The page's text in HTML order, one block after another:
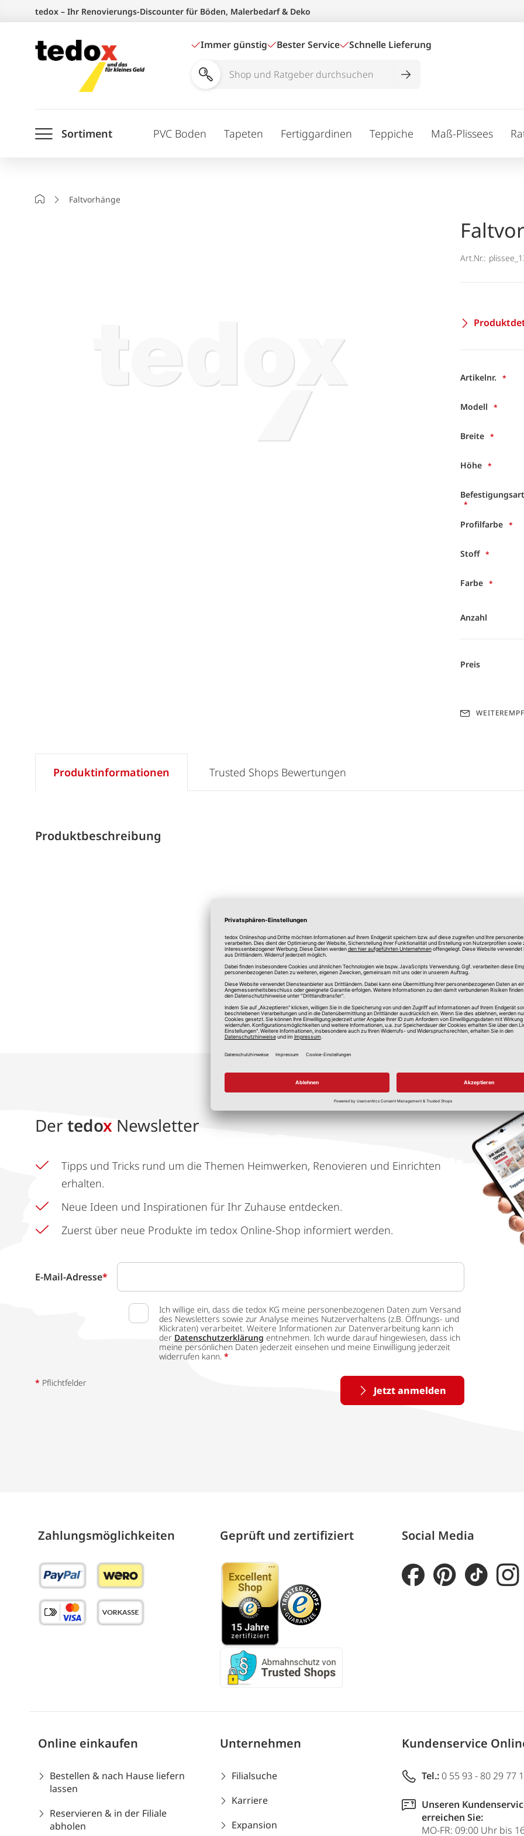
springen
tedox – Ihr Renovierungs-Discounter für Böden, Malerbedarf & Deko
Immer günstig Bester Service Schnelle Lieferung
Shop
durchsuchen
Sortiment PVC Boden Tapeten Fertiggardinen Teppiche Maß-Plissees
StartseiteFaltvorhänge
Art.Nr.:
Artikelnr.
Modell
Breite
Höhe
Profilfarbe
Stoff
Farbe
Anzahl
Preis
Produktinformationen
Produktbeschreibung
Trusted Shops Bewertungen
*Alle Preise in Euro, inkl. gesetzlicher Mehrwertsteuer, zzgl.
Der tedox Newsletter
Tipps und Tricks rund um die Themen Heimwerken, Renovieren und Einrichten
erhalten.
Neue Ideen und Inspirationen für Ihr Zuhause entdecken.
Zuerst über neue Produkte im tedox Online-Shop informiert werden.
E-Mail-Adresse*
Ich willige ein, dass die tedox KG meine personenbezogenen Daten zum Versand
des Newsletters sowie zur Analyse meines Nutzerverhaltens (z.B. Öffnungs- und
Klickraten) verarbeitet. Weitere Informationen zur Datenverarbeitung kann ich
der Datenschutzerklärung entnehmen. Ich wurde darauf hingewiesen, dass ich
meine persönlichen Daten jederzeit einsehen und meine Einwilligung jederzeit
widerrufen kann. *
Jetzt anmelden
* Pflichtfelder
Zahlungs­möglich­keiten Geprüft und zertifiziert Social Media
Online einkaufen
Bestellen & nach Hause liefern
lassen
Reservieren & in der Filiale
abholen
Unternehmen
Filialsuche
Karriere
Expansion
Kundenservice
Tel.: 0 55 93 - 80 29 77
Unseren
erreichen Sie:
MO-FR: 09:00 Uhr bis